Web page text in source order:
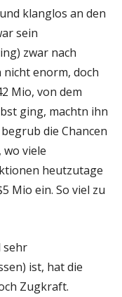
klanglos an den
sein
zwar nach
enorm, doch
Mio, von dem
ging, machtn ihn
die Chancen
viele
heutzutage
Mio ein. So viel zu
sehr
ist, hat die
Zugkraft.